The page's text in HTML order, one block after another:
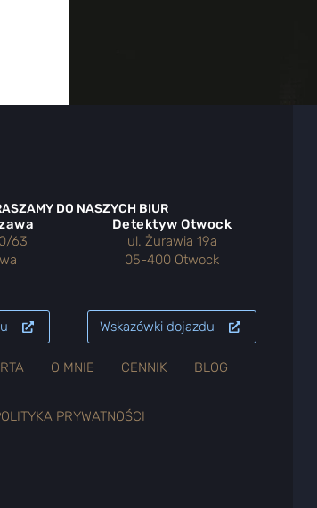
DO NASZYCH BIUR
63
Detektyw Otwock
ul. Żurawia 19a
05-400 Otwock
Wskazówki dojazdu
O MNIE CENNIK BLOG
PRYWATNOŚCI